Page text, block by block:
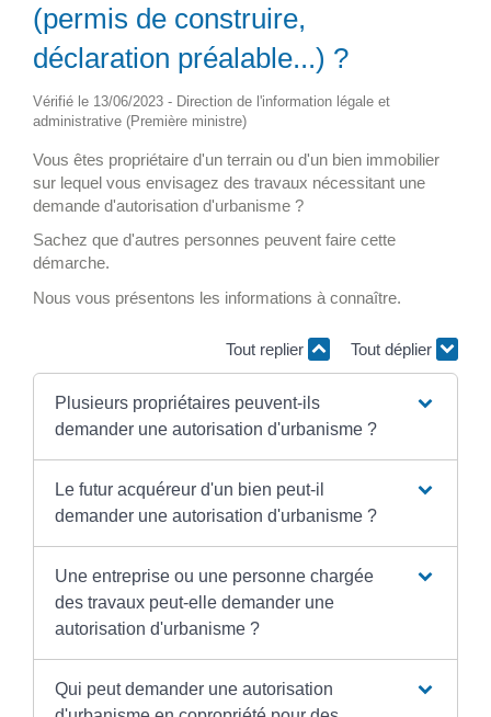
(permis de construire,
déclaration préalable...) ?
Vérifié le 13/06/2023 - Direction de l'information légale et
administrative (Première ministre)
Vous êtes propriétaire d'un terrain ou d'un bien immobilier
sur lequel vous envisagez des travaux nécessitant une
demande d'autorisation d'urbanisme ?
Sachez que d'autres personnes peuvent faire cette
démarche.
Nous vous présentons les informations à connaître.
Tout replier Tout déplier
Plusieurs propriétaires peuvent-ils
demander une autorisation d'urbanisme ?
Le futur acquéreur d'un bien peut-il
demander une autorisation d'urbanisme ?
Une entreprise ou une personne chargée
des travaux peut-elle demander une
autorisation d'urbanisme ?
Qui peut demander une autorisation